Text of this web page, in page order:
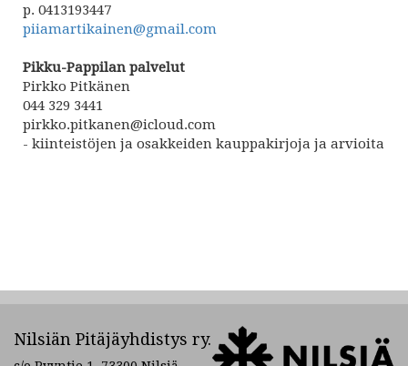
p. 0413193447
piiamartikainen@gmail.com
Pikku-Pappilan palvelut
Pirkko Pitkänen
044 329 3441
pirkko.pitkanen@icloud.com
- kiinteistöjen ja osakkeiden kauppakirjoja ja arvioita
Nilsiän Pitäjäyhdistys ry.